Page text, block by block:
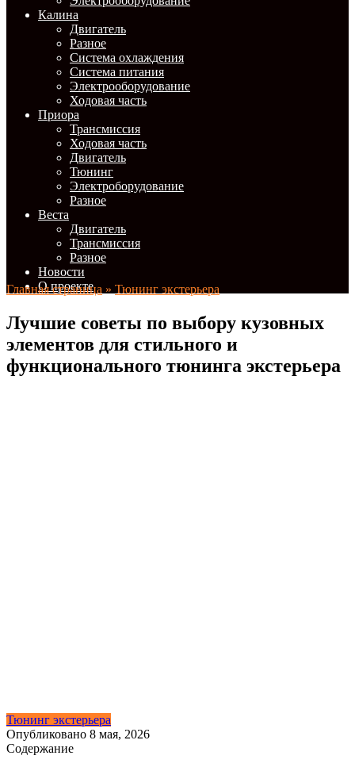
Калина
Двигатель
Разное
Система охлаждения
Система питания
Электрооборудование
Ходовая часть
Приора
Трансмиссия
Ходовая часть
Двигатель
Тюнинг
Электроборудование
Разное
Веста
Двигатель
Трансмиссия
Разное
Новости
О проекте
Главная страница » Тюнинг экстерьера
Лучшие советы по выбору кузовных
элементов для стильного и
функционального тюнинга экстерьера
Тюнинг экстерьера
Опубликовано 8 мая, 2026
Содержание